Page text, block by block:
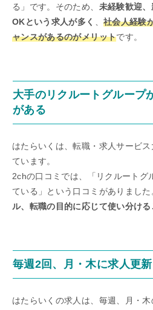
る」です。そのため、 未経験歓迎
OKという求人が多く
社会人経験
ャンスがあるのがメリットです。
大手のリクルートグループ
がある
はたらいくは、転職・求人サービ
ています。
2chの口コミでは、「リクルートグ
ている」という口コミがありました
ル、転職の目的に応じて使い分け
毎週2回、月・木に求人更
はたらいくの求人は、毎週、月・